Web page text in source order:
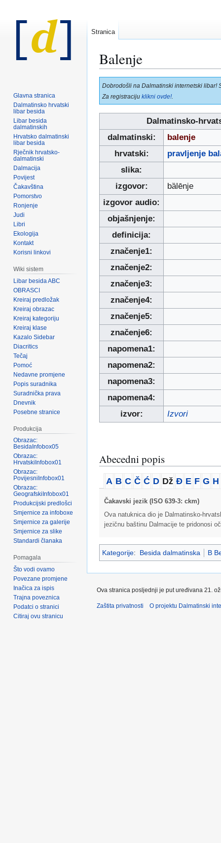
Balenje
Prijeđi
na
navigaciju
Prijeđi
na
pretraživanje
Dobrodošli na Dalmatinski internetski libar!
Za registraciju klikni ovde!
Dalmatinsko-
dalmatinski:
balenje
hrvatski:
pravljenje
slika:
izgovor:
bȁlēnje
izgovor audio:
objašnjenje:
definicija:
značenje1:
značenje2:
značenje3:
značenje4:
značenje5:
značenje6:
napomena1:
napomena2:
napomena3:
napomena4:
izvor:
Izvori
Abecedni popis
A B C Č Ć D Dž Đ E F G H
Čakavski jezik (ISO 639-3: ckm)
Ova natuknica dio je Dalmatinsko-
jezičnu baštinu Dalmacije te pridonosi
Kategorije: Besida dalmatinska B
Stranica
Glavna stranica
Dalmatinsko hrvatski
libar besida
Libar besida
dalmatinskih
Hrvatsko dalmatinski
libar besida
Rječnik hrvatsko-
dalmatinski
Dalmacija
Povijest
Čakavština
Pomorstvo
Ronjenje
Judi
Libri
Ekologija
Kontakt
Korisni linkovi
Wiki sistem
Libar besida ABC
OBRASCI
Kreiraj predložak
Kreiraj obrazac
Kreiraj kategoriju
Kreiraj klase
Kazalo Sidebar
Diacritics
Tečaj
Pomoć
Nedavne promjene
Popis suradnika
Suradnička prava
Dnevnik
Posebne stranice
Produkcija
Obrazac:
BesidaInfobox05
Obrazac:
HrvatskiInfobox01
Obrazac:
PovijesniInfobox01
Obrazac:
GeografskiInfobox01
Produkcijski predlošci
Smjernice za infoboxe
Smjernice za galerije
Smjernice za slike
Standardi članaka
Pomagala
Što vodi ovamo
Povezane promjene
Inačica za ispis
Trajna poveznica
Podatci o stranici
Citiraj ovu stranicu
Ova stranica posljednji je put uređivana 21.
Zaštita privatnosti O projektu Dalmatinski